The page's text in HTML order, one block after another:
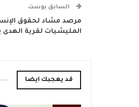
السابق بوست
مرصد مشاد لحقوق
المليشيات لقرية الهدى
قد يعجبك ايضا